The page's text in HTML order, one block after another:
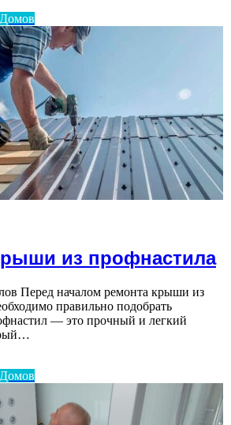
из профнастила
Перед началом ремонта крыши из
правильно подобрать
— это прочный и легкий